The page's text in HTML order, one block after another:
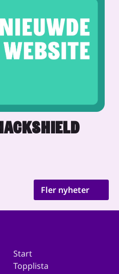
Fler nyheter
Start
Topplista